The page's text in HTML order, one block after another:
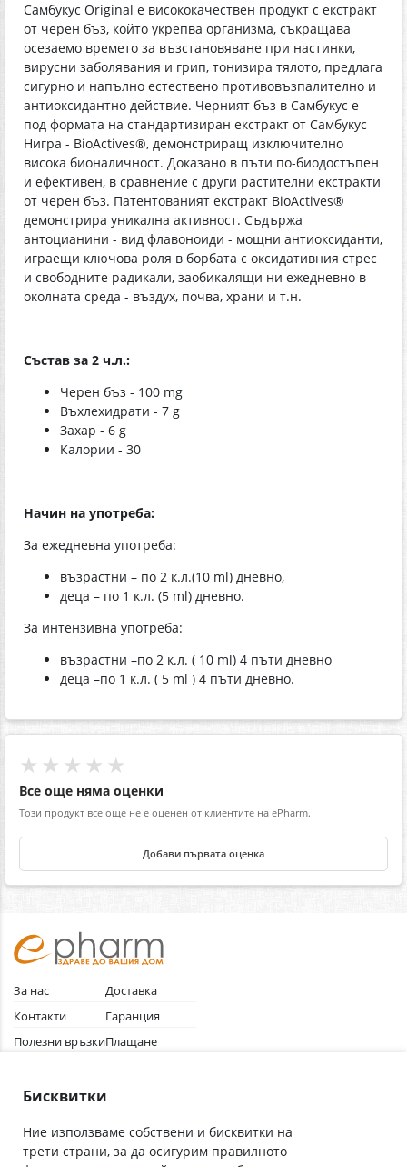
Самбукус Original е висококачествен продукт с екстракт
от черен бъз, който укрепва организма, съкращава
осезаемо времето за възстановяване при настинки,
вирусни заболявания и грип, тонизира тялото, предлага
сигурно и напълно естествено противовъзпалително и
антиоксидантно действие. Черният бъз в Самбукус е
под формата на стандартизиран екстракт от Самбукус
Нигра - BioActives®, демонстриращ изключително
висока бионаличност. Доказано в пъти по-биодостъпен
и ефективен, в сравнение с други растителни екстракти
от черен бъз. Патентованият екстракт BioActives®
демонстрира уникална активност. Съдържа
антоцианини - вид флавоноиди - мощни антиоксиданти,
играещи ключова роля в борбата с оксидативния стрес
и свободните радикали, заобикалящи ни ежедневно в
околната среда - въздух, почва, храни и т.н.
Състав за 2 ч.л.:
Черен бъз - 100 mg
Въхлехидрати - 7 g
Захар - 6 g
Калории - 30
Начин на употреба:
За ежедневна употреба:
възрастни – по 2 к.л.(10 ml) дневно,
деца – по 1 к.л. (5 ml) дневно.
За интензивна употреба:
възрастни –по 2 к.л. ( 10 ml) 4 пъти дневно
деца –по 1 к.л. ( 5 ml ) 4 пъти дневно.
★★★★★
Все още няма оценки
Този продукт все още не е оценен от клиентите на ePharm.
Добави първата оценка
За нас
Контакти
Полезни връзки
Общи условия
Доставка
Гаранция
Плащане
Бисквитки
Ние използваме собствени и бисквитки на
трети страни, за да осигурим правилното